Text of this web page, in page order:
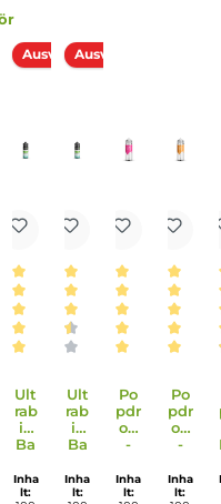
Checkmate White
Linalool. Kann allergische
hervorrufen.
zum Hersteller sind